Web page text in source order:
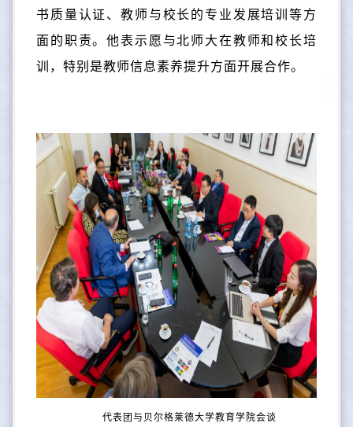
书质量认证、教师与校长的专业发展培训等方
面的职责。他表示愿与北师大在教师和校长培
训，特别是教师信息素养提升方面开展合作。
代表团与贝尔格莱德大学教育学院会谈